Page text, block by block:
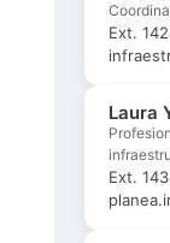
Ext.
Laura
Ext.